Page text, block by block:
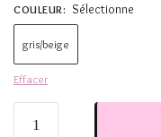
COULEUR: Sélectionne
gris/beige
Effacer